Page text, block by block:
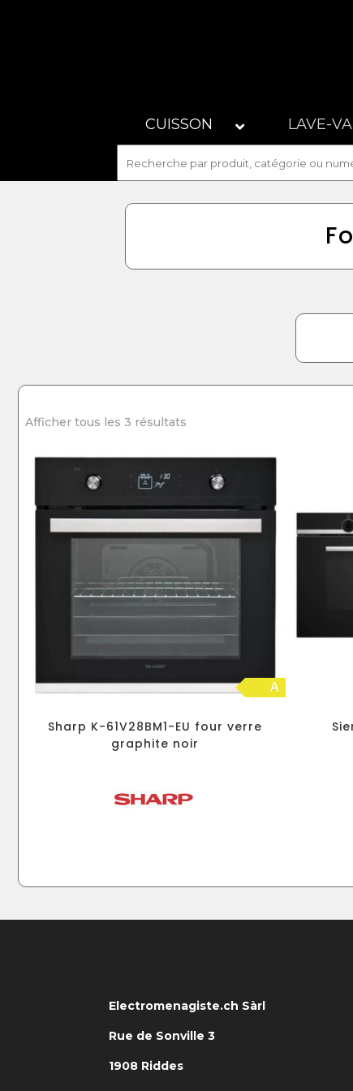
CUISSON LAVE-
Afficher tous les 3 résultats
A
Sharp K-61V28BM1-EU four verre
graphite noir
Electromenagiste.ch Sàrl
Rue de Sonville 3
1908 Riddes